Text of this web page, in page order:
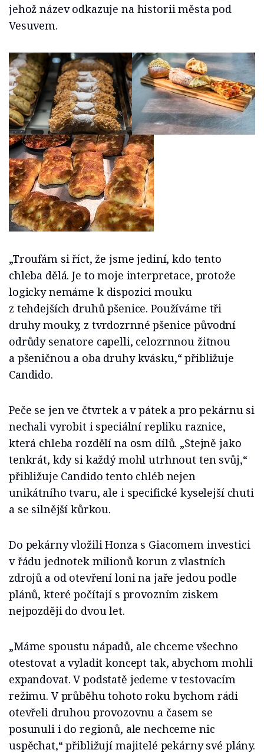
jehož název odkazuje na historii města pod
Vesuvem.
„Troufám si říct, že jsme jediní, kdo tento
chleba dělá. Je to moje interpretace, protože
logicky nemáme k dispozici mouku
z tehdejších druhů pšenice. Používáme tři
druhy mouky, z tvrdozrnné pšenice původní
odrůdy senatore capelli, celozrnnou žitnou
a pšeničnou a oba druhy kvásku,“ přibližuje
Candido.
Peče se jen ve čtvrtek a v pátek a pro pekárnu si
nechali vyrobit i speciální repliku raznice,
která chleba rozdělí na osm dílů. „Stejně jako
tenkrát, kdy si každý mohl utrhnout ten svůj,“
přibližuje Candido tento chléb nejen
unikátního tvaru, ale i specifické kyselejší chuti
a se silnější kůrkou.
Do pekárny vložili Honza s Giacomem investici
v řádu jednotek milionů korun z vlastních
zdrojů a od otevření loni na jaře jedou podle
plánů, které počítají s provozním ziskem
nejpozději do dvou let.
„Máme spoustu nápadů, ale chceme všechno
otestovat a vyladit koncept tak, abychom mohli
expandovat. V podstatě jedeme v testovacím
režimu. V průběhu tohoto roku bychom rádi
otevřeli druhou provozovnu a časem se
posunuli i do regionů, ale nechceme nic
uspěchat,“ přibližují majitelé pekárny své plány.